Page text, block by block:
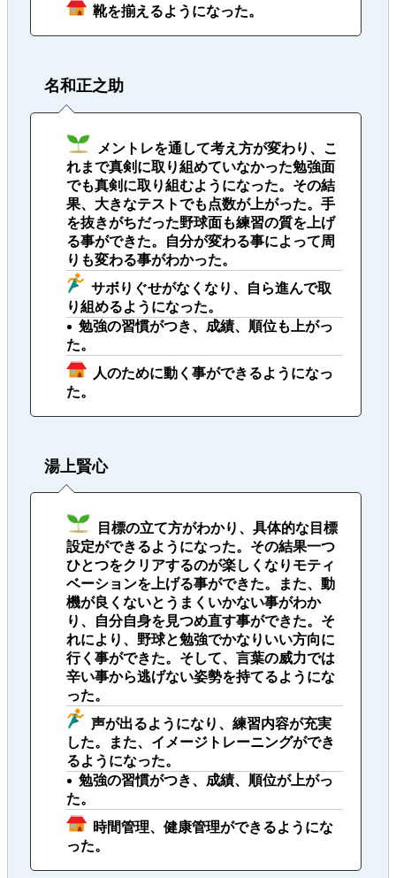
靴を揃えるようになった。
名和正之助
メントレを通して考え方が変わり、こ
れまで真剣に取り組めていなかった勉強面
でも真剣に取り組むようになった。その結
果、大きなテストでも点数が上がった。手
を抜きがちだった野球面も練習の質を上げ
る事ができた。自分が変わる事によって周
りも変わる事がわかった。
サボりぐせがなくなり、自ら進んで取
り組めるようになった。
勉強の習慣がつき、成績、順位も上がっ
た。
人のために動く事ができるようになっ
た。
湯上賢心
目標の立て方がわかり、具体的な目標
設定ができるようになった。その結果一つ
ひとつをクリアするのが楽しくなりモティ
ベーションを上げる事ができた。また、動
機が良くないとうまくいかない事がわか
り、自分自身を見つめ直す事ができた。そ
れにより、野球と勉強でかなりいい方向に
行く事ができた。そして、言葉の威力では
辛い事から逃げない姿勢を持てるようにな
った。
声が出るようになり、練習内容が充実
した。また、イメージトレーニングができ
るようになった。
勉強の習慣がつき、成績、順位が上がっ
た。
時間管理、健康管理ができるようにな
った。